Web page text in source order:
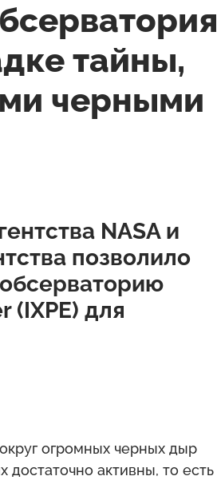
тайны,
черными
NASA и
позволило
(IXPE) для
огромных черных дыр
достаточно активны, то есть